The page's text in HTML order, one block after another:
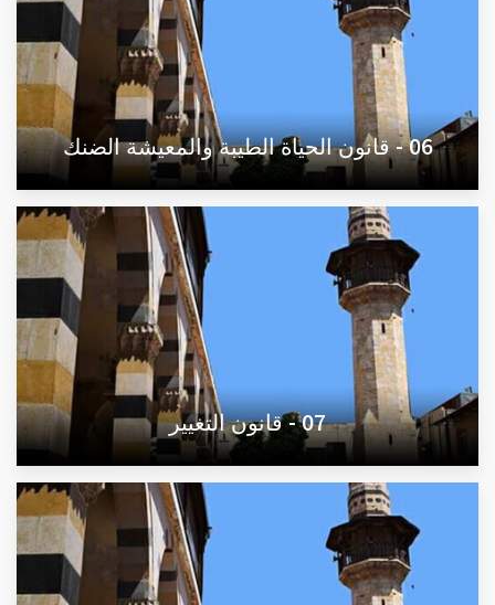
06 - قانون الحياة الطيبة والمعيشة الضنك
07 - قانون التغيير